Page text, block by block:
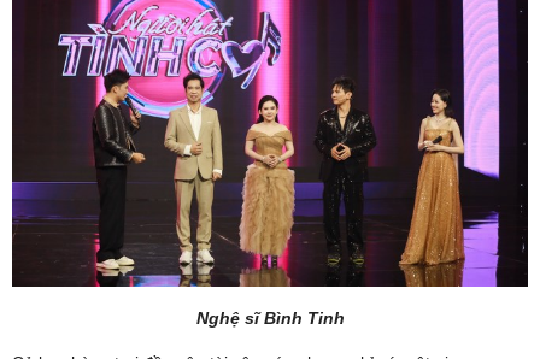
Nghệ sĩ Bình Tinh